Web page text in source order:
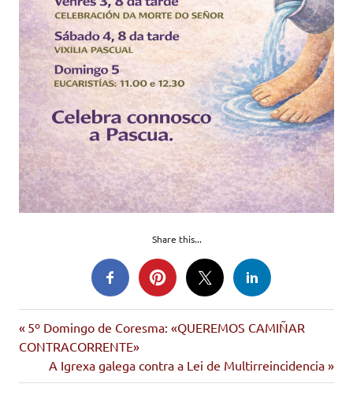
Share this...
santa
Semana
Navegación
Entrada
anterior:
5º Domingo de Coresma: «QUEREMOS CAMIÑAR
CONTRACORRENTE»
Siguiente
entrada:
A Igrexa galega contra a Lei de Multirreincidencia